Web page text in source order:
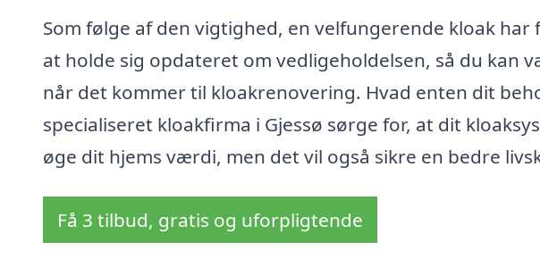
Som følge af den vigtighed, en velfungerende kloak
at holde sig opdateret om vedligeholdelsen, så du kan
når det kommer til kloakrenovering. Hvad enten dit
specialiseret kloakfirma i Gjessø sørge for, at dit
øge dit hjems værdi, men det vil også sikre en bedre
Få 3 tilbud, gratis og uforpligtende